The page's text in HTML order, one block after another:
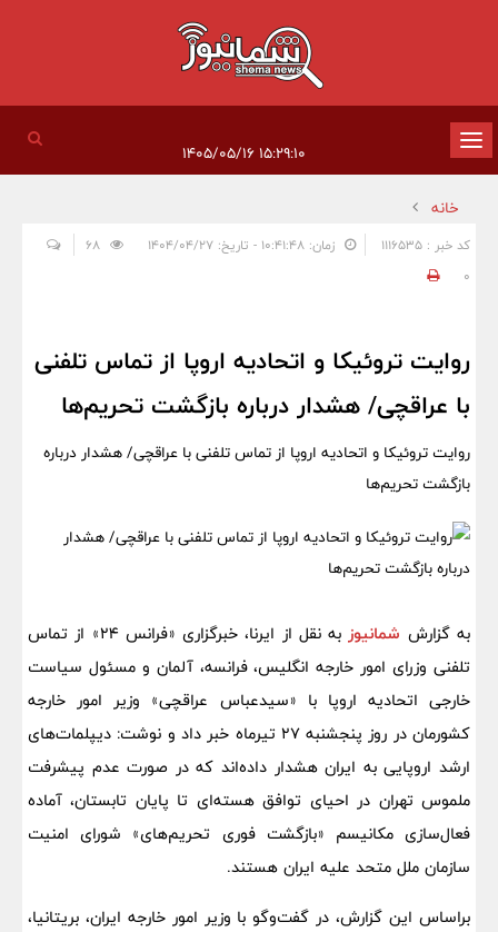
تغییر
وضعیت
ناوبری
خانه
کد خبر : 1116535 زمان: ۱۰:۴۱:۴۸ - تاریخ: ۱۴۰۴/۰۴/۲۷
0
روایت تروئیکا و اتحادیه اروپا از تماس تلفنی
با عراقچی/ هشدار درباره بازگشت تحریم‌ها
روایت تروئیکا و اتحادیه اروپا از تماس تلفنی با عراقچی/ هشدار درباره
بازگشت تحریم‌ها
به گزارش شمانیوز
به نقل از ایرنا، خبرگزاری «فرانس ۲۴» از تماس
تلفنی وزرای امور خارجه انگلیس، فرانسه، آلمان و مسئول سیاست
خارجی اتحادیه اروپا با «سیدعباس عراقچی» وزیر امور خارجه
کشورمان در روز پنجشنبه ۲۷ تیرماه خبر داد و نوشت: دیپلمات‌های
ارشد اروپایی به ایران هشدار داده‌اند که در صورت عدم پیشرفت
ملموس تهران در احیای توافق هسته‌ای تا پایان تابستان، آماده
فعال‌سازی مکانیسم «بازگشت فوری تحریم‌های» شورای امنیت
سازمان ملل متحد علیه ایران هستند.
براساس این گزارش، در گفت‌وگو با وزیر امور خارجه ایران، بریتانیا،